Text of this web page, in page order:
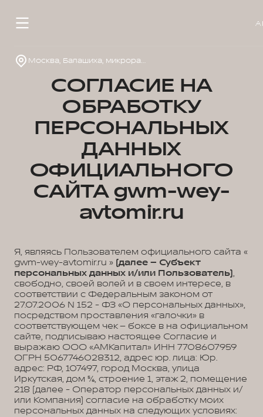
Москва, Балашиха, микрорайон 1 Мая, д.14
СОГЛАСИЕ НА
ОБРАБОТКУ
ПЕРСОНАЛЬНЫХ
ДАННЫХ
ОФИЦИАЛЬНОГО
САЙТА gwm-wey-
avtomir.ru
Я, являясь Пользователем официального сайта «
gwm-wey-avtomir.ru » (далее – Субъект
персональных данных и/или Пользователь),
свободно, своей волей и в своем интересе, в
соответствии с Федеральным законом от
27.07.2006 N 152 - ФЗ «О персональных данных»,
посредством проставления «галочки» в
соответствующем чек – боксе в на официальном
сайте, подписываю настоящее Согласие и
выражаю ООО «АМКапитал» ИНН 7708607959
ОГРН 5067746028312, адрес юр. лица: Юр.
адрес: РФ, 107497, город Москва, улица
Иркутская, дом 5/6, строение 1, этаж 2, помещение
218 (далее - Оператор персональных данных и/
или Компания) согласие на обработку моих
персональных данных на следующих условиях: